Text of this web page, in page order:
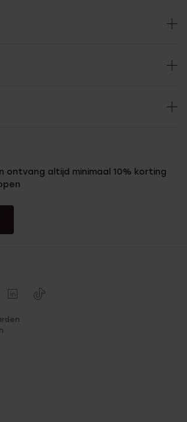
ontvang altijd minimaal 10% korting